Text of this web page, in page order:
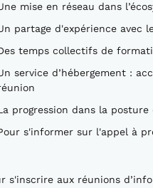
mise en réseau dans
partage d'expérience avec
temps collectifs de
service d’hébergement :
progression dans la
s'informer sur l'appel à
s'inscrire aux réunions